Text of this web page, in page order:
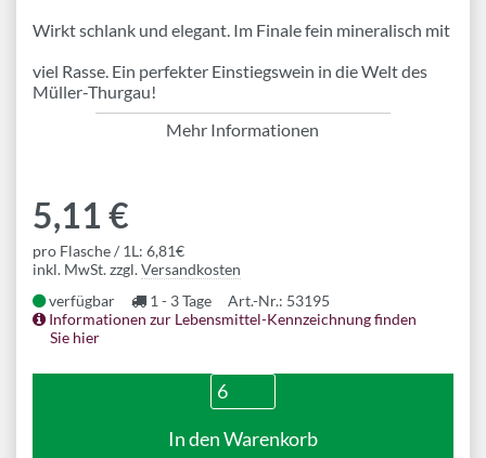
Wirkt schlank und elegant. Im Finale fein mineralisch mit
viel Rasse. Ein perfekter Einstiegswein in die Welt des
Müller-Thurgau!
Mehr Informationen
5,11 €
pro Flasche / 1L: 6,81€
inkl. MwSt. zzgl.Versandkosten
verfügbar
1 - 3 Tage
Art.-Nr.: 53195
Informationen zur Lebensmittel-Kennzeichnung finden
Sie hier